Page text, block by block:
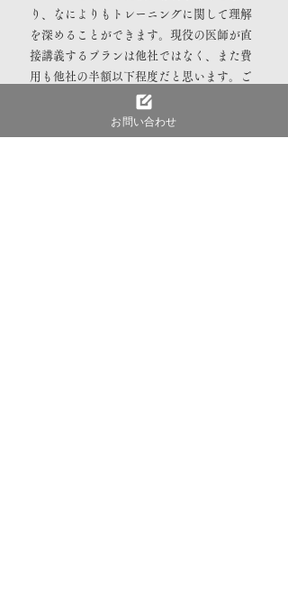
り、なによりもトレーニングに関して理解
を深めることができます。現役の医師が直
接講義するプランは他社ではなく、また費
用も他社の半額以下程度だと思います。ご
興味のある方はぜひご連絡ください！
お問い合わせ